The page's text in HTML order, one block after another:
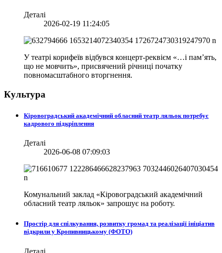
Деталі
2026-02-19 11:24:05
У театрі корифеїв відбувся концерт-реквієм «…і пам’ять,
що не мовчить», присвячений річниці початку
повномасштабного вторгнення.
Культура
Кіровоградський академічний обласний театр ляльок потребує
кадрового підкріплення
Деталі
2026-06-08 07:09:03
Комунальний заклад «Кіровоградський академічний
обласний театр ляльок» запрошує на роботу.
Простір для спілкування, розвитку громад та реалізації ініціатив
відкрили у Кропивницькому (ФОТО)
Деталі